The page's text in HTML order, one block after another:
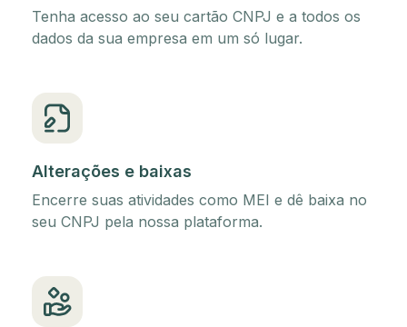
Tenha acesso ao seu cartão CNPJ e a todos os
dados da sua empresa em um só lugar.
Alterações e baixas
Encerre suas atividades como MEI e dê baixa no
seu CNPJ pela nossa plataforma.